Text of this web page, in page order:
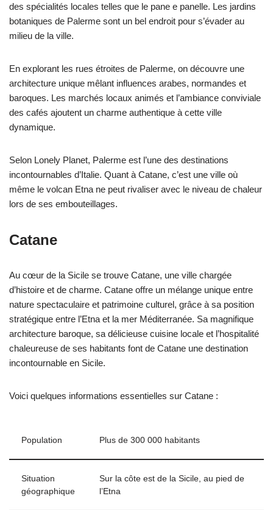
des spécialités locales telles que le pane e panelle. Les jardins
botaniques de Palerme sont un bel endroit pour s’évader au
milieu de la ville.
En explorant les rues étroites de Palerme, on découvre une
architecture unique mêlant influences arabes, normandes et
baroques. Les marchés locaux animés et l’ambiance conviviale
des cafés ajoutent un charme authentique à cette ville
dynamique.
Selon Lonely Planet, Palerme est l’une des destinations
incontournables d’Italie. Quant à Catane, c’est une ville où
même le volcan Etna ne peut rivaliser avec le niveau de chaleur
lors de ses embouteillages.
Catane
Au cœur de la Sicile se trouve Catane, une ville chargée
d’histoire et de charme. Catane offre un mélange unique entre
nature spectaculaire et patrimoine culturel, grâce à sa position
stratégique entre l’Etna et la mer Méditerranée. Sa magnifique
architecture baroque, sa délicieuse cuisine locale et l’hospitalité
chaleureuse de ses habitants font de Catane une destination
incontournable en Sicile.
Voici quelques informations essentielles sur Catane :
Population Plus de 300 000 habitants
Situation
géographique
Sur la côte est de la Sicile, au pied de
l’Etna